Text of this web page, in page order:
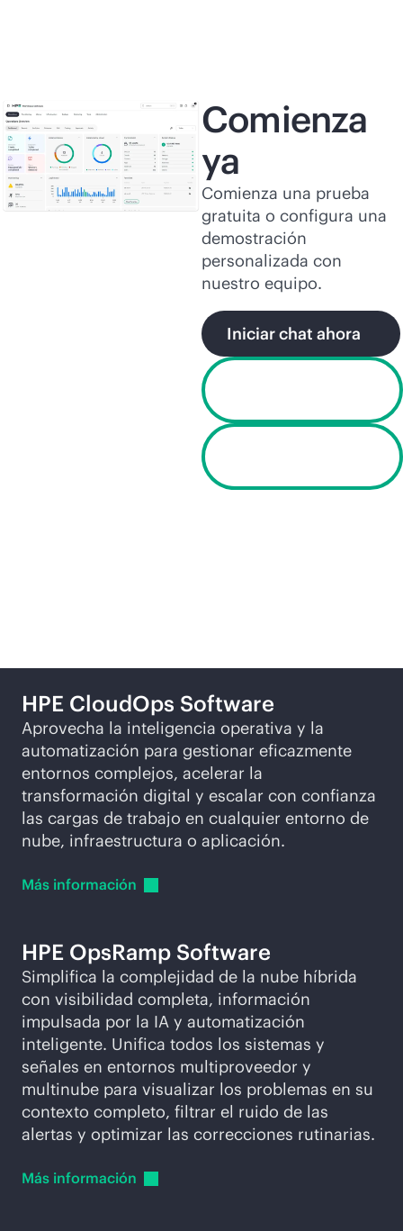
Comienza
ya
Comienza una prueba
gratuita o configura una
demostración
personalizada con
nuestro equipo.
Iniciar chat ahora
HPE CloudOps Software
Aprovecha la inteligencia operativa y la
automatización para gestionar eficazmente
entornos complejos, acelerar la
transformación digital y escalar con confianza
las cargas de trabajo en cualquier entorno de
nube, infraestructura o aplicación.
Más información
HPE OpsRamp Software
Simplifica la complejidad de la nube híbrida
con visibilidad completa, información
impulsada por la IA y automatización
inteligente. Unifica todos los sistemas y
señales en entornos multiproveedor y
multinube para visualizar los problemas en su
contexto completo, filtrar el ruido de las
alertas y optimizar las correcciones rutinarias.
Más información